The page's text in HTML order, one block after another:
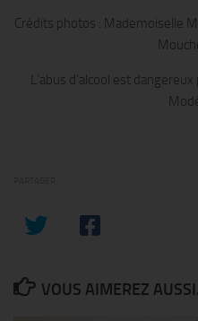
Crédits photos : Mademoiselle
L’abus d’alcool est
VOUS AIMEREZ